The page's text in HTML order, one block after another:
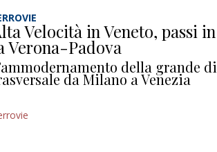
Velocità in Veneto, passi
Verona-Padova
della grande
da Milano a Venezia